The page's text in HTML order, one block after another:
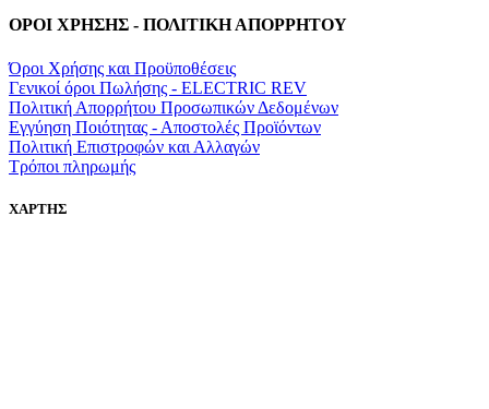
ΟΡΟΙ ΧΡΗΣΗΣ - ΠΟΛΙΤΙΚΗ ΑΠΟΡΡΗΤΟΥ
Όροι Χρήσης και Προϋποθέσεις
Γενικοί όροι Πωλήσης - ELECTRIC REV
Πολιτική Απορρήτου Προσωπικών Δεδομένων
Εγγύηση Ποιότητας - Αποστολές Προϊόντων
Πολιτική Επιστροφών και Αλλαγών
Τρόποι πληρωμής
ΧΑΡΤΗΣ